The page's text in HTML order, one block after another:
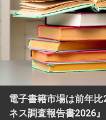
電子書籍市場は前年
ネス調査報告書2026